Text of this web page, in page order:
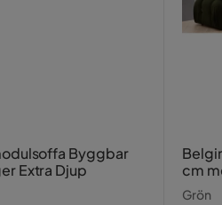
Byggbar
Extra Djup
cm
Grön